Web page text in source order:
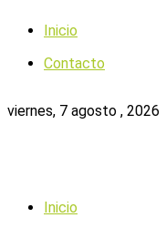
Inicio
Contacto
viernes, 7 agosto , 2026
Inicio